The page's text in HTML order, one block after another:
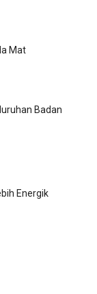
Mat
Badan
Energik